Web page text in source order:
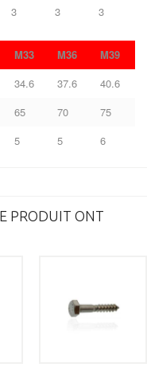
3 3 3
M33 M36
M39
34.6 37.6
40.6
65 70
75
5 5 6
PRODUIT ONT